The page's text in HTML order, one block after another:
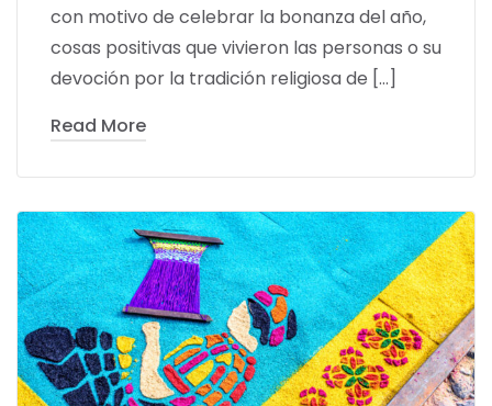
con motivo de celebrar la bonanza del año,
cosas positivas que vivieron las personas o su
devoción por la tradición religiosa de […]
Read More